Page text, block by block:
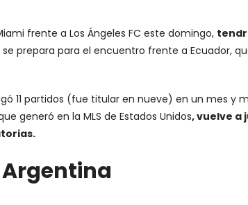
frente a Los Ángeles FC este domingo,
se prepara para el encuentro frente a Ecuador,
11 partidos (fue titular en nueve) en un mes y
generó en la MLS de Estados Unidos, vuelve a
Argentina